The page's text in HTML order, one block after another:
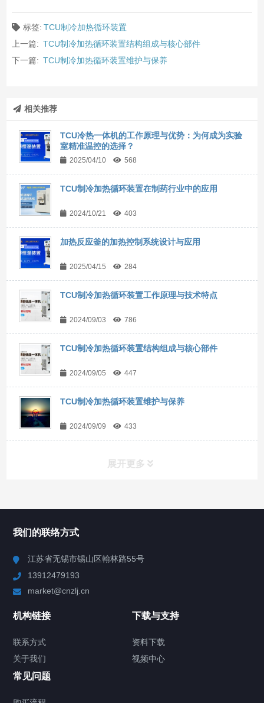
标签: TCU制冷加热循环装置
上一篇: TCU制冷加热循环装置结构组成与核心部件
下一篇: TCU制冷加热循环装置维护与保养
相关推荐
TCU冷热一体机的工作原理与优势：为何成为实验
室精准温控的选择？
2025/04/10 568
TCU制冷加热循环装置在制药行业中的应用
2024/10/21 403
加热反应釜的加热控制系统设计与应用
2025/04/15 284
TCU制冷加热循环装置工作原理与技术特点
2024/09/03 786
TCU制冷加热循环装置结构组成与核心部件
2024/09/05 447
TCU制冷加热循环装置维护与保养
2024/09/09 433
展开更多
Chiller高精度制冷循环器
TCU温度控制单元
Chiller气体控温系统
我们的联络方式
江苏省无锡市锡山区翰林路55号
13912479193
market@cnzlj.cn
机构链接
联系方式
关于我们
下载与支持
资料下载
视频中心
常见问题